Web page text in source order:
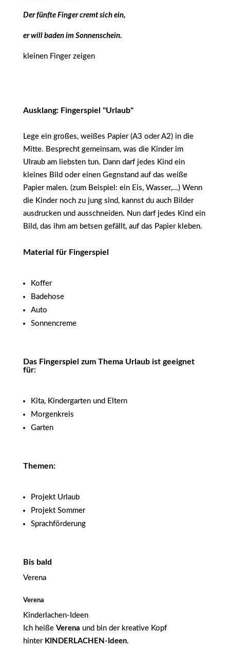
Der fünfte Finger cremt sich ein,
er will baden im Sonnenschein.
kleinen Finger zeigen
Ausklang: Fingerspiel "Urlaub"
Lege ein großes, weißes Papier (A3 oder A2) in die
Mitte. Besprecht gemeinsam, was die Kinder im
Ulraub am liebsten tun. Dann darf jedes Kind ein
kleines Bild oder einen Gegnstand auf das weiße
Papier malen. (zum Beispiel: ein Eis, Wasser,...) Wenn
die Kinder noch zu jung sind, kannst du auch Bilder
ausdrucken und ausschneiden. Nun darf jedes Kind ein
Bild, das ihm am betsen gefällt, auf das Papier kleben.
Material für Fingerspiel
Koffer
Badehose
Auto
Sonnencreme
Das Fingerspiel zum Thema Urlaub ist geeignet
für:
Kita, Kindergarten und Eltern
Morgenkreis
Garten
Themen:
Projekt Urlaub
Projekt Sommer
Sprachförderung
Bis bald
Verena
Verena
Kinderlachen-Ideen
Ich heiße Verena und bin der kreative Kopf
hinter KINDERLACHEN-Ideen.